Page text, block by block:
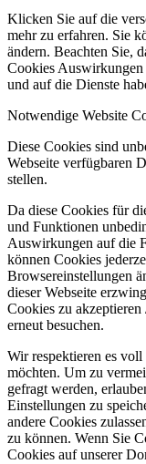
Klicken Sie auf die
mehr zu erfahren. Sie
ändern. Beachten Sie,
Cookies Auswirkungen
und auf die Dienste
Notwendige Website
Diese Cookies sind
Webseite verfügbaren
stellen.
Da diese Cookies für
und Funktionen
Auswirkungen auf die
können Cookies
Browsereinstellungen
dieser Webseite
Cookies zu akzeptieren
erneut besuchen.
Wir respektieren es
möchten. Um zu
gefragt werden,
Einstellungen zu
andere Cookies
zu können. Wenn Sie
Cookies auf unserer